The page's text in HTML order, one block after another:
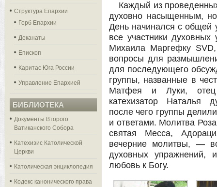
Структура Епархии
Герб Епархии
Деканаты
Епископ
Каритас Юга России
Управление Епархией
БИБЛИОТЕКА
Документы Второго
Ватиканского Собора
Катехизис Католической
Церкви
Католическая энциклопедия
Кодекс канонического права
Каждый из
духовно насыщенным,
День начинался с общей
все участники
Михаила Маргефку SVD,
вопросы для
для последующего
группы, названные в
Матфея и Луки,
катехизатор Наталья
после чего группы
и ответами. Молитва
святая Месса,
вечерние молитвы, —
духовных упражнений,
любовь к Богу.